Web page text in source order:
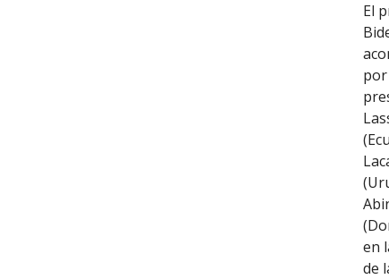
El
en
de